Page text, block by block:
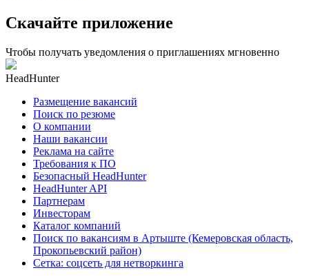
Скачайте приложение
Чтобы получать уведомления о приглашениях мгновенно
HeadHunter
Размещение вакансий
Поиск по резюме
О компании
Наши вакансии
Реклама на сайте
Требования к ПО
Безопасный HeadHunter
HeadHunter API
Партнерам
Инвесторам
Каталог компаний
Поиск по вакансиям в Артыште (Кемеровская область,
Прокопьевский район)
Сетка: соцсеть для нетворкинга